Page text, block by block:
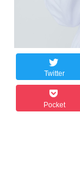
Twitter
Pocket